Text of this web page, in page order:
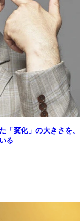
「変化」の大きさを、
る